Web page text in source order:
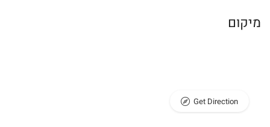
מיקום
Get Direction